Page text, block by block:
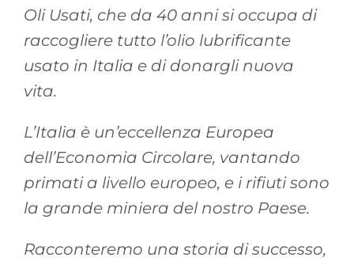
Oli Usati, che da 40 anni si occupa di
raccogliere tutto l’olio lubrificante
usato in Italia e di donargli nuova
vita.
L’Italia è un’eccellenza Europea
dell’Economia Circolare, vantando
primati a livello europeo, e i rifiuti sono
la grande miniera del nostro Paese.
Racconteremo una storia di successo,